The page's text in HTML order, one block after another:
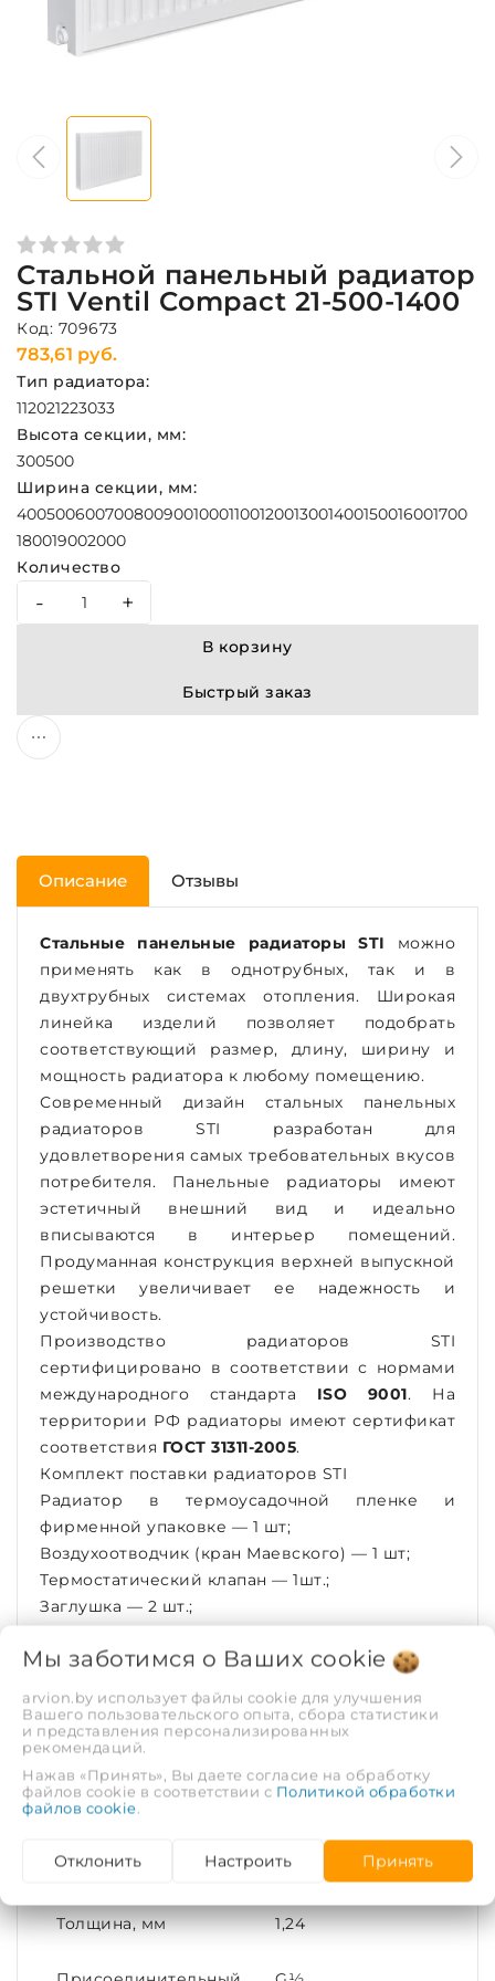
Стальной панельный радиатор
STI Ventil Compact 21-500-1400
Код: 709673
783,61 руб.
Тип радиатора:
112021223033
Высота секции, мм:
300500
Ширина секции, мм:
40050060070080090010001100120013001400150016001700
180019002000
Количество
- +
В корзину
Быстрый заказ
Описание Отзывы
Стальные панельные радиаторы STI можно
применять как в однотрубных, так и в
двухтрубных системах отопления. Широкая
линейка изделий позволяет подобрать
соответствующий размер, длину, ширину и
мощность радиатора к любому помещению.
Современный дизайн стальных панельных
радиаторов STI разработан для
удовлетворения самых требовательных вкусов
потребителя. Панельные радиаторы имеют
эстетичный внешний вид и идеально
вписываются в интерьер помещений.
Продуманная конструкция верхней выпускной
решетки увеличивает ее надежность и
устойчивость.
Производство радиаторов STI
сертифицировано в соответствии с нормами
международного стандарта ISO 9001. На
территории РФ радиаторы имеют сертификат
соответствия ГОСТ 31311-2005.
Комплект поставки радиаторов STI
Радиатор в термоусадочной пленке и
фирменной упаковке — 1 шт;
Воздухоотводчик (кран Маевского) — 1 шт;
Термостатический клапан — 1шт.;
Заглушка — 2 шт.;
Шуруп с дюбель-болтом — 4 шт.;
Паспорт с гарантийный талоном — 1 шт.
Тип соединения
Тип радиатора 21
Толщина, мм 1,24
Мы заботимся о Ваших cookie
arvion.by использует файлы cookie для улучшения
Вашего пользовательского опыта, сбора статистики
и представления персонализированных
рекомендаций.
Нажав «Принять», Вы даете согласие на обработку
файлов cookie в соответствии с Политикой обработки
файлов cookie.
Отклонить Настроить Принять